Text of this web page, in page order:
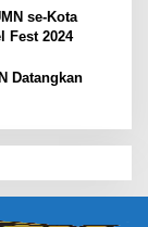
se-Kota
Fest 2024
Datangkan